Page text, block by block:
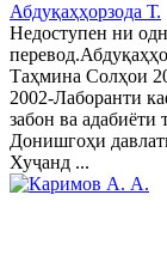
Абдуқаҳҳорзода Т.
Недоступен ни
Таҳмина Солҳои
2002-Лаборанти
забон ва адабиёти
Донишгоҳи
Хуҷанд ...